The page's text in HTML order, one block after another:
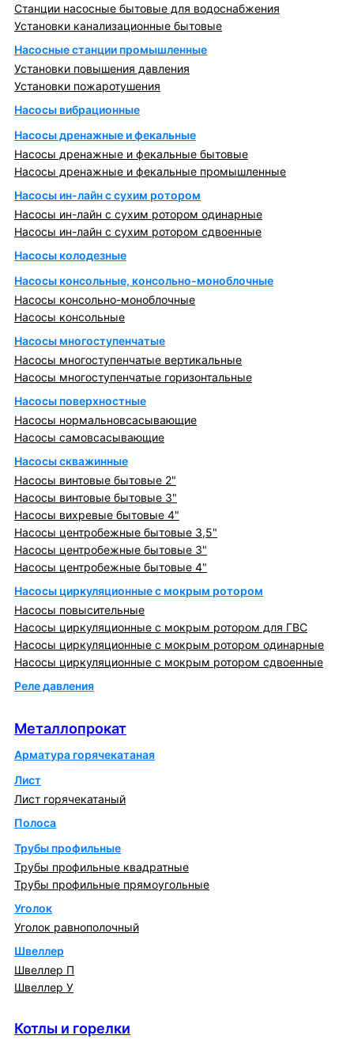
Станции насосные бытовые для водоснабжения
Установки канализационные бытовые
Насосные станции промышленные
Установки повышения давления
Установки пожаротушения
Насосы вибрационные
Насосы дренажные и фекальные
Насосы дренажные и фекальные бытовые
Насосы дренажные и фекальные промышленные
Насосы ин-лайн с сухим ротором
Насосы ин-лайн с сухим ротором одинарные
Насосы ин-лайн с сухим ротором сдвоенные
Насосы колодезные
Насосы консольные, консольно-моноблочные
Насосы консольно-моноблочные
Насосы консольные
Насосы многоступенчатые
Насосы многоступенчатые вертикальные
Насосы многоступенчатые горизонтальные
Насосы поверхностные
Насосы нормальновсасывающие
Насосы самовсасывающие
Насосы скважинные
Насосы винтовые бытовые 2"
Насосы винтовые бытовые 3"
Насосы вихревые бытовые 4"
Насосы центробежные бытовые 3,5"
Насосы центробежные бытовые 3"
Насосы центробежные бытовые 4"
Насосы циркуляционные с мокрым ротором
Насосы повысительные
Насосы циркуляционные с мокрым ротором для ГВС
Насосы циркуляционные с мокрым ротором одинарные
Насосы циркуляционные с мокрым ротором сдвоенные
Реле давления
Металлопрокат
Арматура горячекатаная
Лист
Лист горячекатаный
Полоса
Трубы профильные
Трубы профильные квадратные
Трубы профильные прямоугольные
Уголок
Уголок равнополочный
Швеллер
Швеллер П
Швеллер У
Котлы и горелки